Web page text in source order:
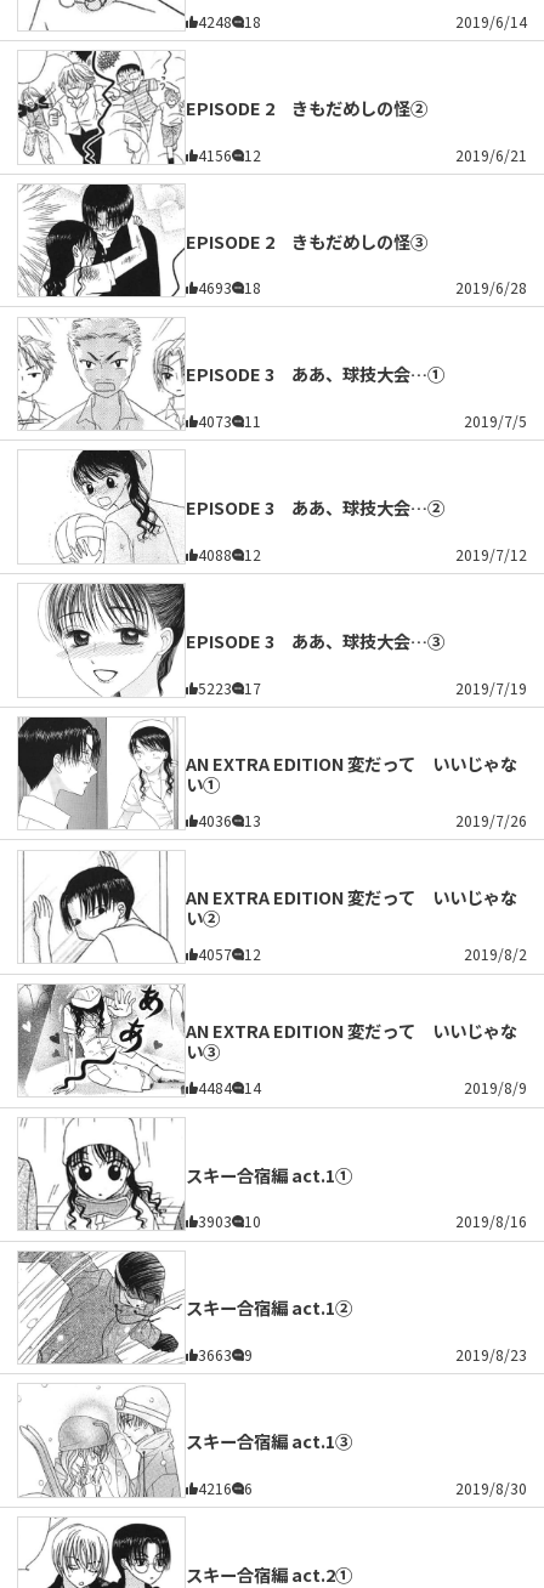
4248 18 2019/6/14
EPISODE 2 きもだめしの怪②
4156 12 2019/6/21
EPISODE 2 きもだめしの怪③
4693 18 2019/6/28
EPISODE 3 ああ、球技大会…①
4073 11 2019/7/5
EPISODE 3 ああ、球技大会…②
4088 12 2019/7/12
EPISODE 3 ああ、球技大会…③
5223 17 2019/7/19
AN EXTRA EDITION 変だって いいじゃな
い①
4036 13 2019/7/26
AN EXTRA EDITION 変だって いいじゃな
い②
4057 12 2019/8/2
AN EXTRA EDITION 変だって いいじゃな
い③
4484 14 2019/8/9
スキー合宿編 act.1①
3903 10 2019/8/16
スキー合宿編 act.1②
3663 9 2019/8/23
スキー合宿編 act.1③
4216 6 2019/8/30
スキー合宿編 act.2①